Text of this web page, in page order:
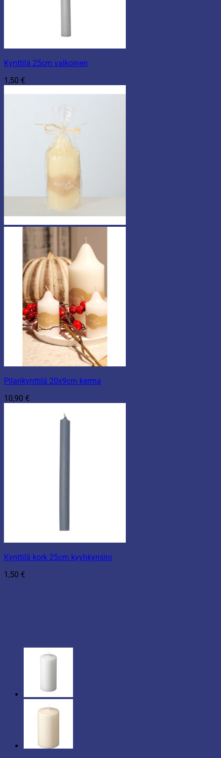
Kynttilä 25cm valkoinen
1,50 €
Pilarikynttilä 20x9cm kerma
10,90 €
Kynttilä kork 25cm kyyhkynsini
1,50 €